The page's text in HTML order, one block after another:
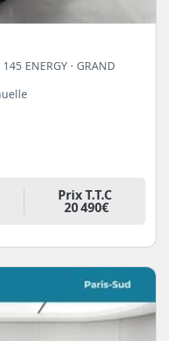
ENERGY · GRAND
Prix T.T.C
20 490€